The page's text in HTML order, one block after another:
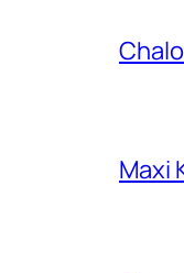
Maxi